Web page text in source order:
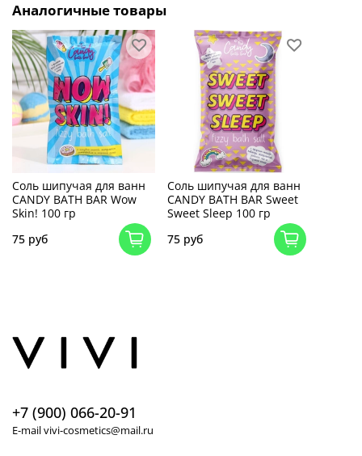
Аналогичные товары
Соль шипучая для ванн
CANDY BATH BAR Wow
Skin! 100 гр
75 руб
Соль шипучая для ванн
CANDY BATH BAR Sweet
Sweet Sleep 100 гр
75 руб
+7 (900) 066-20-91
E-mail vivi-cosmetics@mail.ru